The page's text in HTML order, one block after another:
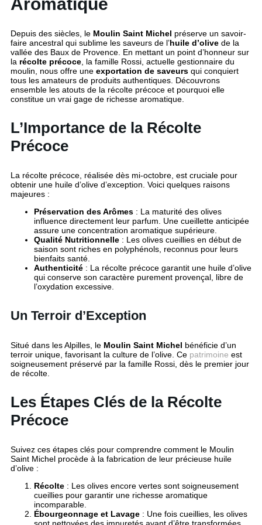
Depuis des siècles, le Moulin Saint Michel préserve un savoir-
faire ancestral qui sublime les saveurs de l’huile d’olive de la
vallée des Baux de Provence. En mettant un point d’honneur sur
la récolte précoce , la famille Rossi, actuelle gestionnaire du
moulin, nous offre une exportation de saveurs qui conquiert
tous les amateurs de produits authentiques. Découvrons
ensemble les atouts de la récolte précoce et pourquoi elle
constitue un vrai gage de richesse aromatique.
L’Importance de la Récolte
Précoce
La récolte précoce, réalisée dès mi-octobre, est cruciale pour
obtenir une huile d’olive d’exception. Voici quelques raisons
majeures :
Préservation des Arômes : La maturité des olives
influence directement leur parfum. Une cueillette anticipée
assure une concentration aromatique supérieure.
Qualité Nutritionnelle : Les olives cueillies en début de
saison sont riches en polyphénols, reconnus pour leurs
bienfaits santé.
Authenticité : La récolte précoce garantit une huile d’olive
qui conserve son caractère purement provençal, libre de
l’oxydation excessive.
Un Terroir d’Exception
Situé dans les Alpilles, le Moulin Saint Michel bénéficie d’un
terroir unique, favorisant la culture de l’olive. Ce patrimoine est
soigneusement préservé par la famille Rossi, dès le premier jour
de récolte.
Les Étapes Clés de la Récolte
Précoce
Suivez ces étapes clés pour comprendre comment le Moulin
Saint Michel procède à la fabrication de leur précieuse huile
d’olive :
Récolte : Les olives encore vertes sont soigneusement
cueillies pour garantir une richesse aromatique
incomparable.
Ébourgeonnage et Lavage : Une fois cueillies, les olives